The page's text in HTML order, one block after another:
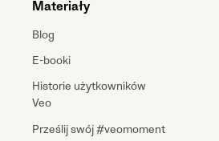
Materiały
Blog
E-booki
Historie użytkowników
Veo
Prześlij swój #veomoment